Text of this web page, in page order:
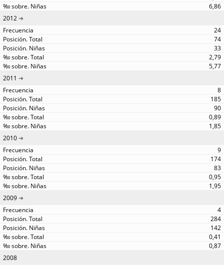
6,86
2012
24
74
33
2,79
5,77
2011
8
185
90
0,89
1,85
2010
9
174
83
0,95
1,95
2009
4
284
142
0,41
0,87
2008